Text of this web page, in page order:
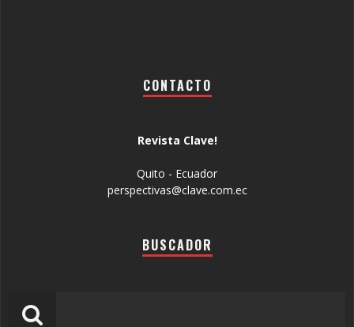
CONTACTO
Revista Clave!
Quito - Ecuador
perspectivas@clave.com.ec
BUSCADOR